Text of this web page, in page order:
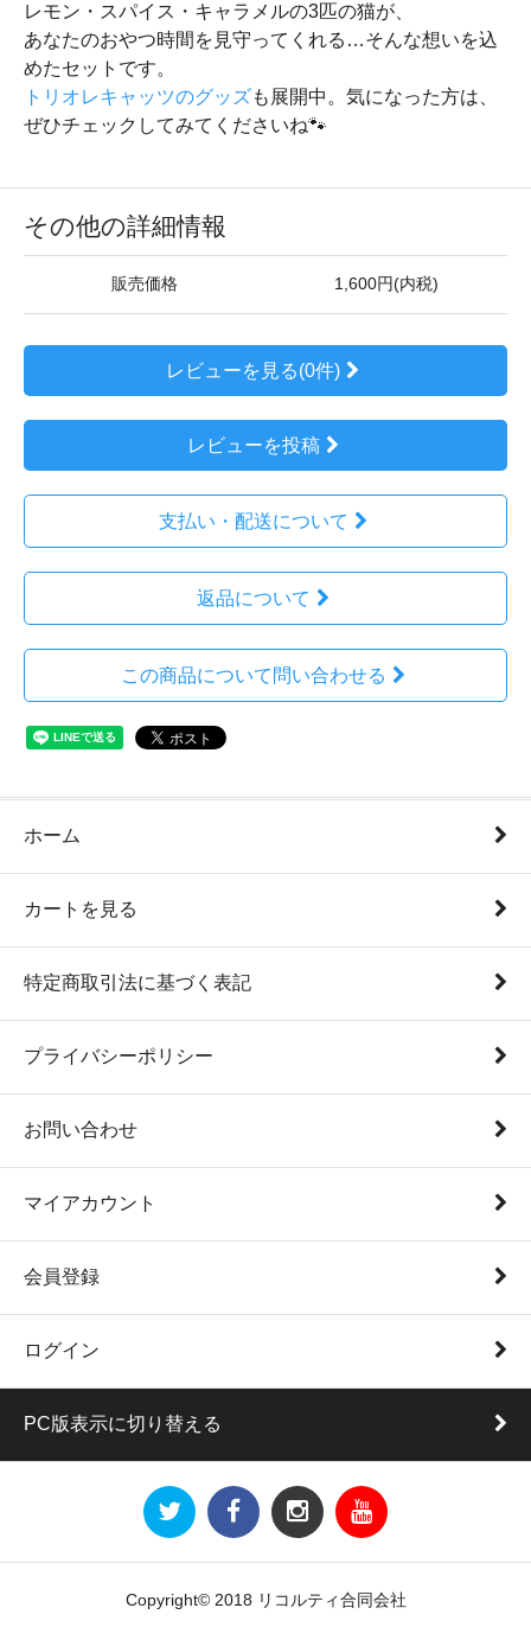
レモン・スパイス・キャラメルの3匹の猫が、
あなたのおやつ時間を見守ってくれる…そんな想いを込
めたセットです。
トリオレキャッツのグッズも展開中。気になった方は、
ぜひチェックしてみてくださいね🐾
その他の詳細情報
販売価格 1,600円(内税)
レビューを見る(0件)
レビューを投稿
支払い・配送について
返品について
この商品について問い合わせる
ホーム
カートを見る
特定商取引法に基づく表記
プライバシーポリシー
お問い合わせ
マイアカウント
会員登録
ログイン
PC版表示に切り替える
Copyright© 2018 リコルティ合同会社